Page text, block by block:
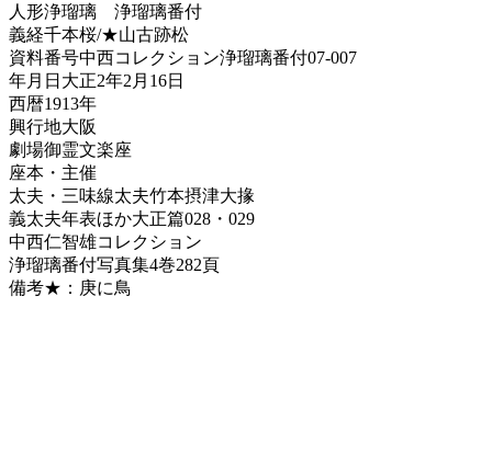
人形浄瑠璃 浄瑠璃番付
義経千本桜/★山古跡松
資料番号中西コレクション浄瑠璃番付07-007
年月日 大正2年2月16日
西暦1913年
興行地大阪
劇場御霊文楽座
座本・主催
太夫・三味線太夫竹本摂津大掾
義太夫年表ほか大正篇028・029
中西仁智雄コレクション
浄瑠璃番付写真集4巻282頁
備考★：庚に鳥